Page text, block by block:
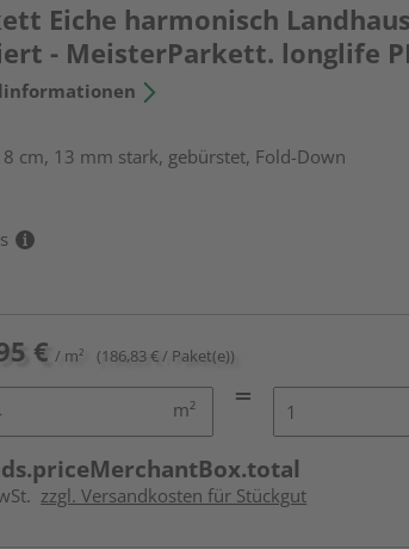
Eiche harmonisch
- MeisterParkett. longlife
cm, 13 mm stark, gebürstet, Fold-Down
€ / m² (186,83 € / Paket(e))
m²
zzgl. Versandkosten für Stückgut